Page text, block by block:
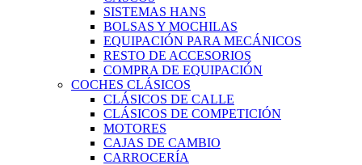
SISTEMAS HANS
BOLSAS Y MOCHILAS
EQUIPACIÓN PARA MECÁNICOS
RESTO DE ACCESORIOS
COMPRA DE EQUIPACIÓN
COCHES CLÁSICOS
CLÁSICOS DE CALLE
CLÁSICOS DE COMPETICIÓN
MOTORES
CAJAS DE CAMBIO
CARROCERÍA